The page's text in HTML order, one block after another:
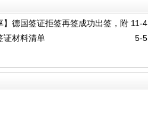
11-4
】德国签证拒签再签成功出签，附
游签证资料清单！
5-5
证材料清单